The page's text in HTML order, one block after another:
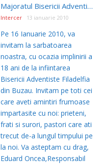
Majoratul Bisericii Adventiste Filadelfia, Buzau
Intercer 13 ianuarie 2010
Pe 16 Ianuarie 2010, va
invitam la sarbatoarea
noastra, cu ocazia implinirii a
18 ani de la infiintarea
Bisericii Adventiste Filadelfia
din Buzau. Invitam pe toti cei
care aveti amintiri frumoase
impartasite cu noi: prieteni,
frati si surori, pastori care ati
trecut de-a lungul timpului pe
la noi. Va asteptam cu drag,
Eduard Oncea,Responsabil